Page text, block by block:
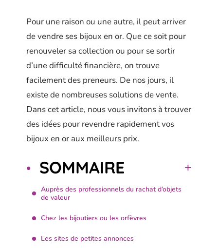
Pour une raison ou une autre, il peut arriver
de vendre ses bijoux en or. Que ce soit pour
renouveler sa collection ou pour se sortir
d’une difficulté financière, on trouve
facilement des preneurs. De nos jours, il
existe de nombreuses solutions de vente.
Dans cet article, nous vous invitons à trouver
des idées pour revendre rapidement vos
bijoux en or aux meilleurs prix.
SOMMAIRE
Auprès des professionnels du rachat d’objets
de valeur
Chez les bijoutiers ou les orfèvres
Les sites de petites annonces